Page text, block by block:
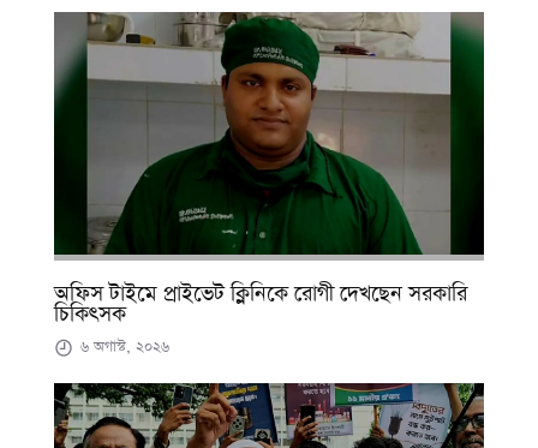
অফিস টাইমে প্রাইভেট ক্লিনিকে রোগী দেখছেন সরকারি
চিকিৎসক
৬ অগাস্ট, ২০২৬